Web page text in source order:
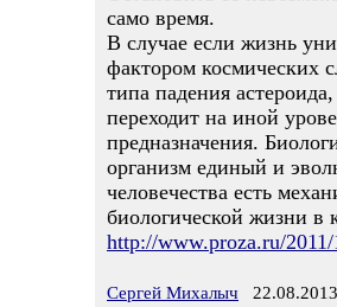
само время.
В случае если жизнь
фактором космических
типа падения
переходит на иной
предназначения.
организм единый и
человечества есть
биологической жизни в
http://www.proza.ru/
Сергей Михалыч